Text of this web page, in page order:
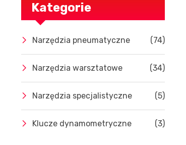
Kategorie
Narzędzia pneumatyczne (74)
Narzędzia warsztatowe (34)
Narzędzia specjalistyczne (5)
Klucze dynamometryczne (3)